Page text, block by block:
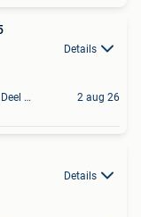
Details
Sint-Lievens-Houtem + Deel Oombergen 2 aug 26
Details